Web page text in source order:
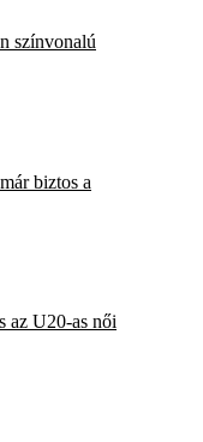
színvonalú
biztos a
az U20-as női